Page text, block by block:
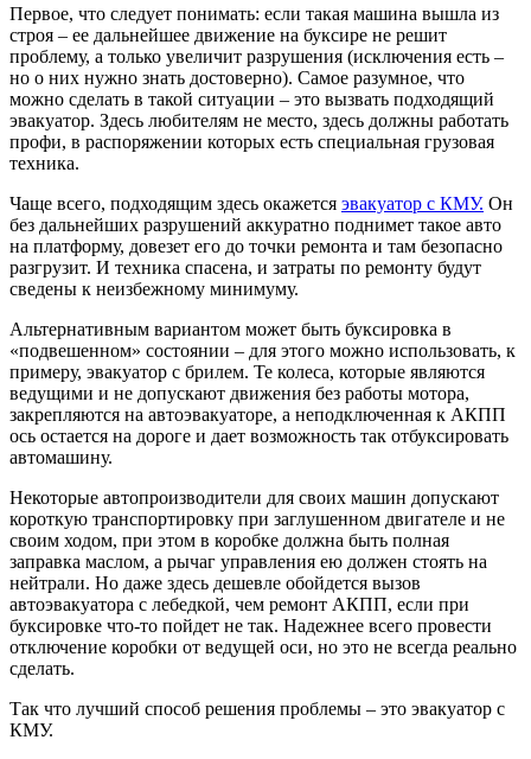
Первое, что следует понимать: если такая машина вышла из
строя – ее дальнейшее движение на буксире не решит
проблему, а только увеличит разрушения (исключения есть –
но о них нужно знать достоверно). Самое разумное, что
можно сделать в такой ситуации – это вызвать подходящий
эвакуатор. Здесь любителям не место, здесь должны работать
профи, в распоряжении которых есть специальная грузовая
техника.
Чаще всего, подходящим здесь окажется эвакуатор с КМУ. Он
без дальнейших разрушений аккуратно поднимет такое авто
на платформу, довезет его до точки ремонта и там безопасно
разгрузит. И техника спасена, и затраты по ремонту будут
сведены к неизбежному минимуму.
Альтернативным вариантом может быть буксировка в
«подвешенном» состоянии – для этого можно использовать, к
примеру, эвакуатор с брилем. Те колеса, которые являются
ведущими и не допускают движения без работы мотора,
закрепляются на автоэвакуаторе, а неподключенная к АКПП
ось остается на дороге и дает возможность так отбуксировать
автомашину.
Некоторые автопроизводители для своих машин допускают
короткую транспортировку при заглушенном двигателе и не
своим ходом, при этом в коробке должна быть полная
заправка маслом, а рычаг управления ею должен стоять на
нейтрали. Но даже здесь дешевле обойдется вызов
автоэвакуатора с лебедкой, чем ремонт АКПП, если при
буксировке что-то пойдет не так. Надежнее всего провести
отключение коробки от ведущей оси, но это не всегда реально
сделать.
Так что лучший способ решения проблемы – это эвакуатор с
КМУ.